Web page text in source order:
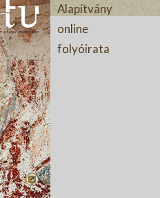
Alapítvány
online
folyóirata